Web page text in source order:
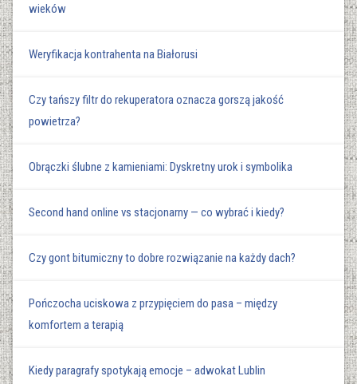
wieków
Weryfikacja kontrahenta na Białorusi
Czy tańszy filtr do rekuperatora oznacza gorszą jakość
powietrza?
Obrączki ślubne z kamieniami: Dyskretny urok i symbolika
Second hand online vs stacjonarny — co wybrać i kiedy?
Czy gont bitumiczny to dobre rozwiązanie na każdy dach?
Pończocha uciskowa z przypięciem do pasa – między
komfortem a terapią
Kiedy paragrafy spotykają emocje – adwokat Lublin